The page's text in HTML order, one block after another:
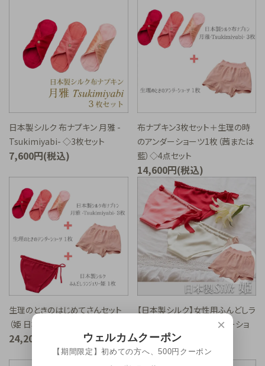
日本製シルク 布ナプキン 月雅 -
Tsukimiyabi- ◇3枚セット
7,600円(税込)
布ナプキン3枚セット＋生理の時
のアンダーショーツ1枚（茜または
藍）◇4点セット
14,600円(税込)
生理のときのはじめてさんセット
（姫 日本製シルク）◇5点セット
24,200円(税込)
【日本製シルク】女性用ふんどしラ
ンジェリー姫 3枚 + アンダーショ
ーツセット
35,200円(税込)
×
ウェルカムクーポン
【期間限定】初めての方へ、500円クーポン